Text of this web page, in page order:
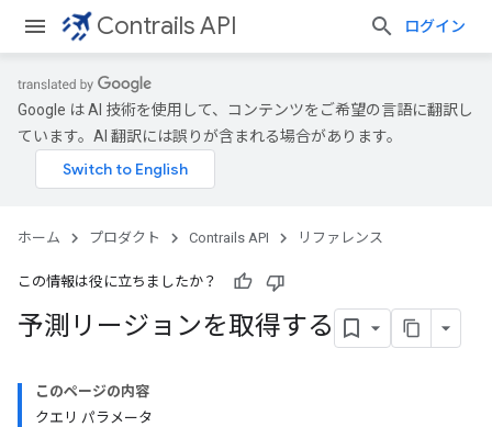
Contrails API ログイン
Google は AI 技術を使用して、コンテンツをご希望の言語に翻訳し
ています。AI 翻訳には誤りが含まれる場合があります。
ホーム プロダクト Contrails API リファレンス
この情報は役に立ちましたか？
予測リージョンを取得する
このページの内容
クエリ パラメータ